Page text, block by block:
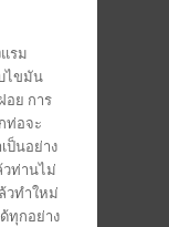
รม
ไขมัน
อย การ
ท่อจะ
ป็นอย่าง
วท่านไม่
วทำใหม่
ทุกอย่าง